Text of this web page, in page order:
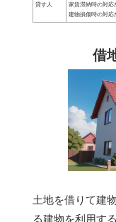
貸す人
家賃滞納時の対応
建物損傷時の対応
借
土地を借りて建
る建物を利用する